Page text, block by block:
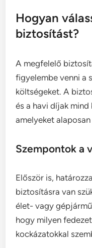
Hogyan
biztosítást?
A megfelelő
figyelembe venni a
költségeket. A
és a havi díjak
amelyeket
Szempontok a
Először is,
biztosításra van
élet- vagy
hogy milyen
kockázatokkal